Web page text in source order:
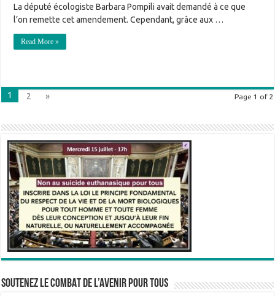
La député écologiste Barbara Pompili avait demandé à ce que
l’on remette cet amendement. Cependant, grâce aux …
Read More »
Page 1 of 2
1 2 »
SOUTENEZ LE COMBAT DE L’AVenir pour Tous